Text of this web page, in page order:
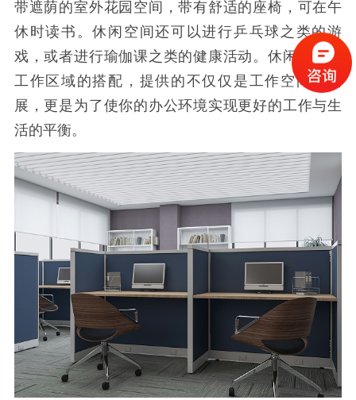
带遮荫的室外花园空间，带有舒适的座椅，可在午
休时读书。休闲空间还可以进行乒乓球之类的游
戏，或者进行瑜伽课之类的健康活动。休闲区域与
工作区域的搭配，提供的不仅仅是工作空间的拓
展，更是为了使你的办公环境实现更好的工作与生
活的平衡。